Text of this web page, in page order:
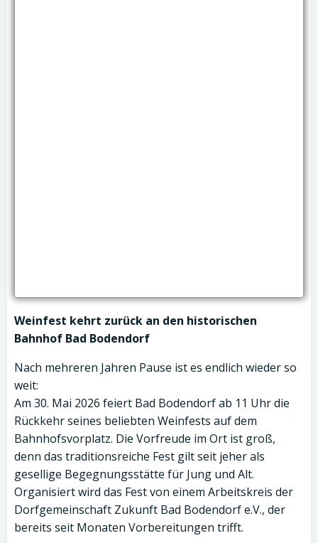
Weinfest kehrt zurück an den historischen
Bahnhof Bad Bodendorf
Nach mehreren Jahren Pause ist es endlich wieder so
weit:
Am 30. Mai 2026 feiert Bad Bodendorf ab 11 Uhr die
Rückkehr seines beliebten Weinfests auf dem
Bahnhofsvorplatz. Die Vorfreude im Ort ist groß,
denn das traditionsreiche Fest gilt seit jeher als
gesellige Begegnungsstätte für Jung und Alt.
Organisiert wird das Fest von einem Arbeitskreis der
Dorfgemeinschaft Zukunft Bad Bodendorf e.V., der
bereits seit Monaten Vorbereitungen trifft.